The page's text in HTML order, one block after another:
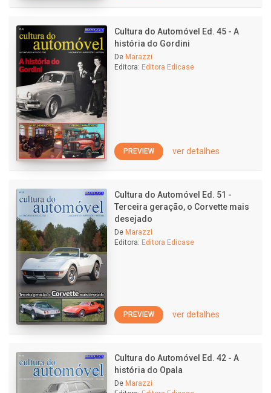
Cultura do Automóvel Ed. 45 - A
história do Gordini
De Marazzi
Editora: Editora Edicase
PREVIEW ver detalhes
Cultura do Automóvel Ed. 51 -
Terceira geração, o Corvette mais
desejado
De Marazzi
Editora: Editora Edicase
PREVIEW ver detalhes
Cultura do Automóvel Ed. 42 - A
história do Opala
De Marazzi